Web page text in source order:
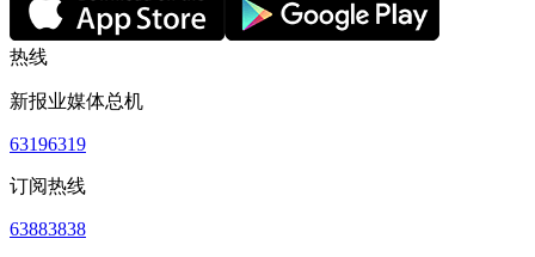
热线
新报业媒体总机
63196319
订阅热线
63883838